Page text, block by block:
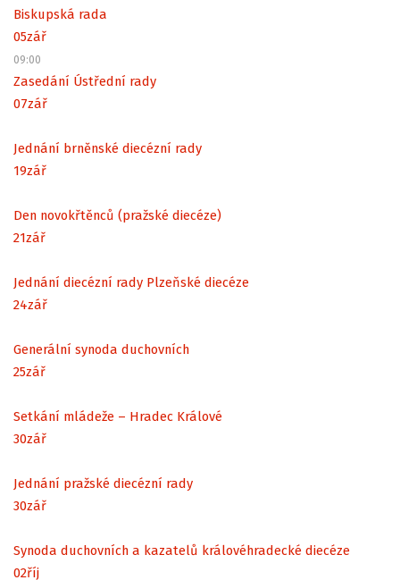
Biskupská rada
05zář
09:00
Zasedání Ústřední rady
07zář
Jednání brněnské diecézní rady
19zář
Den novokřtěnců (pražské diecéze)
21zář
Jednání diecézní rady Plzeňské diecéze
24zář
Generální synoda duchovních
25zář
Setkání mládeže – Hradec Králové
30zář
Jednání pražské diecézní rady
30zář
Synoda duchovních a kazatelů královéhradecké diecéze
02říj